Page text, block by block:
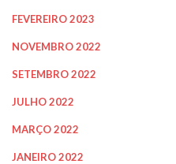
FEVEREIRO 2023
NOVEMBRO 2022
SETEMBRO 2022
JULHO 2022
MARÇO 2022
JANEIRO 2022